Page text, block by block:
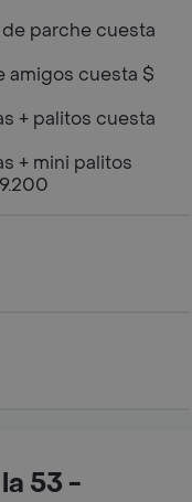
parche cuesta
amigos cuesta $
+ palitos cuesta
+ mini palitos
53 -